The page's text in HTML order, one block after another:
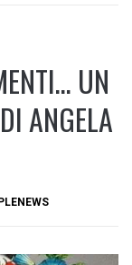
UN
ANGELA